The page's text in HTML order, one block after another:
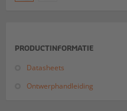
PRODUCTINFORMATIE
Datasheets
Ontwerphandleiding